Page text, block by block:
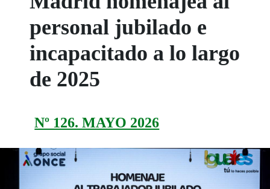
personal jubilado e
incapacitado a lo largo
de 2025
Nº 126. MAYO 2026